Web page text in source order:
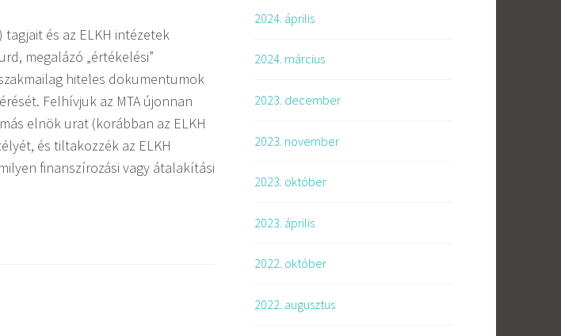
és az ELKH intézetek
megalázó „értékelési”
hiteles dokumentumok
Felhívjuk az MTA újonnan
elnök urat (korábban az ELKH
és tiltakozzék az ELKH
finanszírozási vagy átalakítási
2024. április
2024. március
2023. december
2023. november
2023. október
2023. április
2022. október
2022. augusztus